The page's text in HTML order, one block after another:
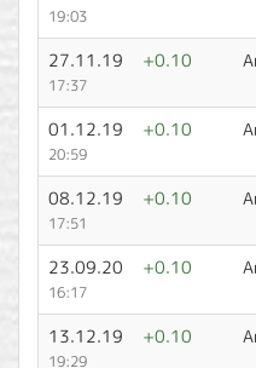
19:03
27.11.19
17:37
+0.10
01.12.19
20:59
+0.10
08.12.19
17:51
+0.10
23.09.20
16:17
+0.10
13.12.19
19:29
+0.10